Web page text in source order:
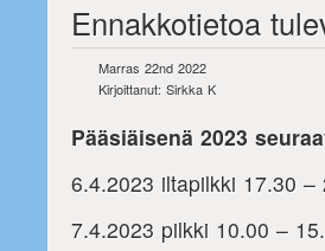
Ennakkotietoa
Marras 22nd 2022
Kirjoittanut: Sirkka K
Pääsiäisenä 2023
6.4.2023 iltapilkki 17.30 –
7.4.2023 pilkki 10.00 –